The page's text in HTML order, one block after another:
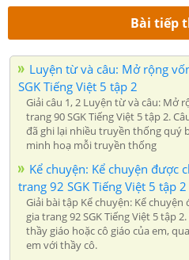
Bài tiếp
Luyện từ và câu: Mở rộng
SGK Tiếng Việt 5 tập 2
Giải câu 1, 2 Luyện từ và câu: Mở
trang 90 SGK Tiếng Việt 5 tập 2.
đã ghi lại nhiều truyền thống quý
minh hoạ mỗi truyền thống
Kể chuyện: Kể chuyện được
trang 92 SGK Tiếng Việt 5 tập 2
Giải bài tập Kể chuyện: Kể
gia trang 92 SGK Tiếng Việt 5 tập
thầy giáo hoặc cô giáo của em,
em với thầy cô.